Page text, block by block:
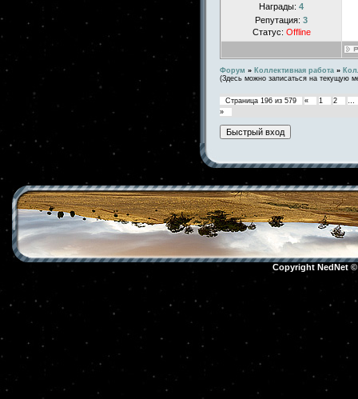
Награды: 4
Репутация: 3
Статус: Offline
Форум » Коллективная работа »
(Здесь можно записаться на текущую
Страница 196 из 579 « 1 2
…
»
Copyright NedNet